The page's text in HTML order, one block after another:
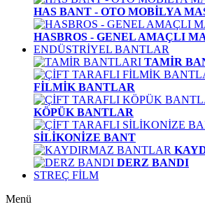
HAS BANT - OTO MOBİLYA
HASBROS - GENEL AMAÇLI
ENDÜSTRİYEL BANTLAR
TAMİR
FİLMİK BANTLAR
KÖPÜK BANTLAR
SİLİKONİZE BANT
DERZ BANDI
STREÇ FİLM
Menü